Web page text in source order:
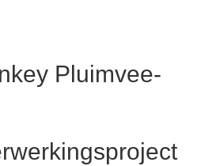
Pluimvee-